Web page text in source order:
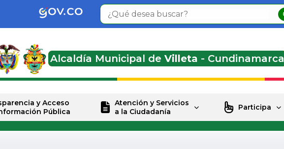
Alcaldía Municipal de Villeta - Cundinamarca
y Acceso
Pública
Atención y Servicios
a la Ciudadanía
Participa